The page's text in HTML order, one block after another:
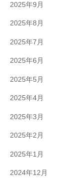
2025年9月
2025年8月
2025年7月
2025年6月
2025年5月
2025年4月
2025年3月
2025年2月
2025年1月
2024年12月